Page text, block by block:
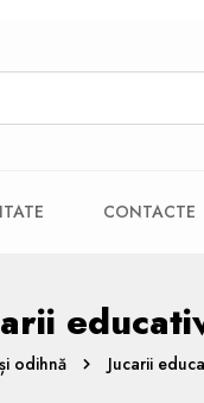
CONTACTE
odihnă Jucarii